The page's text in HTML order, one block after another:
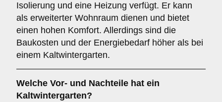
Isolierung und eine Heizung verfügt. Er kann
als erweiterter Wohnraum dienen und bietet
einen hohen Komfort. Allerdings sind die
Baukosten und der Energiebedarf höher als bei
einem Kaltwintergarten.
Welche Vor- und Nachteile hat ein
Kaltwintergarten?